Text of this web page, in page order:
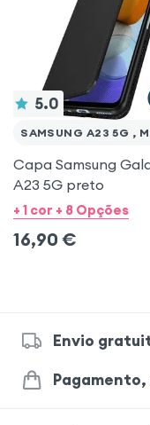
5.0
SAMSUNG A23 5G ,
Capa Samsung
A23 5G preto
+ 1 cor + 8 Opções
16,90 €
Envio